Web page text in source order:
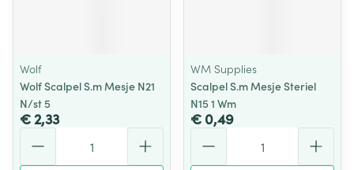
Wolf
Wolf Scalpel S.m Mesje N21
N/st 5
€ 2,33
WM Supplies
Scalpel S.m Mesje Steriel
N15 1 Wm
€ 0,49